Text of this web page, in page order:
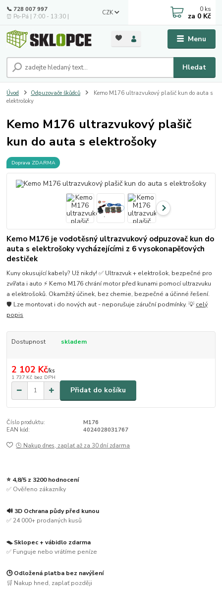
Menu
CZK
Hledat
📞 728 007 997
⏰ Po-Pá | 7:00 - 13:30 |
0 ks
za 0 Kč
Úvod Odpuzovače škůdců
Kemo M176 ultrazvukový plašič kun do auta s
elektrošoky
Kemo M176 ultrazvukový plašič
kun do auta s elektrošoky
Doprava ZDARMA
Kemo M176 je vodotěsný ultrazvukový odpuzovač kun do
auta s elektrošoky vycházejícími z 6 vysokonapěťových
destiček
Kuny okusující kabely? Už nikdy! ✅ Ultrazvuk + elektrošok, bezpečné pro
zvířata i auto ⚡ Kemo M176 chrání motor před kunami pomocí ultrazvuku
a elektrošoků. Okamžitý účinek, bez chemie, bezpečné a účinné řešení.
🛡️ Lze montovat i do nových aut - neporušuje záruční podmínky. 💡celý
popis
Dostupnost skladem
2 102 Kč/ks
1 737 Kč bez DPH
Přidat do košíku
Číslo produktu:
M176
EAN kód:
4024028031767
🕒 Nakup dnes, zaplať až za 30 dní zdarma
⭐ 4,8/5 z 3200 hodnocení
✅ Ověřeno zákazníky
🔊 3D Ochrana půdy před kunou
✅ 24 000+ prodaných kusů
🪤 Sklopec + vábidlo zdarma
✅ Funguje nebo vrátíme peníze
🕒 Odložená platba bez navýšení
🛒 Nakup hned, zaplať později